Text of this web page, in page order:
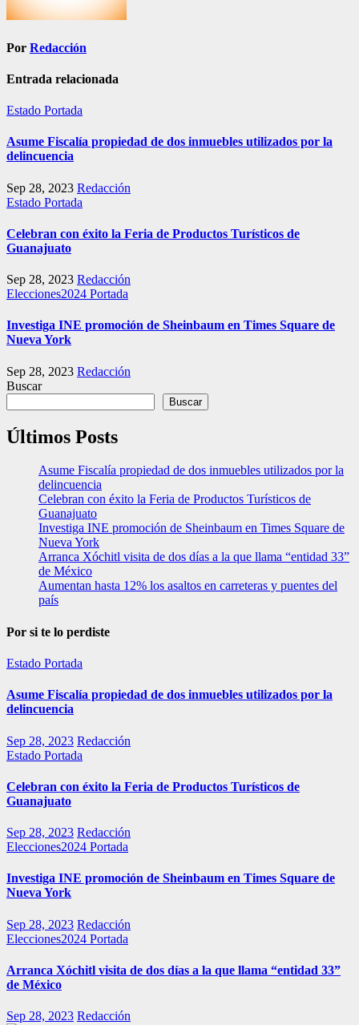
Por Redacción
Entrada relacionada
Estado Portada
Asume Fiscalía propiedad de dos inmuebles utilizados por la
delincuencia
Sep 28, 2023 Redacción
Estado Portada
Celebran con éxito la Feria de Productos Turísticos de
Guanajuato
Sep 28, 2023 Redacción
Elecciones2024 Portada
Investiga INE promoción de Sheinbaum en Times Square de
Nueva York
Sep 28, 2023 Redacción
Buscar
Buscar
Últimos Posts
Asume Fiscalía propiedad de dos inmuebles utilizados por la
delincuencia
Celebran con éxito la Feria de Productos Turísticos de
Guanajuato
Investiga INE promoción de Sheinbaum en Times Square de
Nueva York
Arranca Xóchitl visita de dos días a la que llama “entidad 33”
de México
Aumentan hasta 12% los asaltos en carreteras y puentes del
país
Por si te lo perdiste
Estado Portada
Asume Fiscalía propiedad de dos inmuebles utilizados por la
delincuencia
Sep 28, 2023 Redacción
Estado Portada
Celebran con éxito la Feria de Productos Turísticos de
Guanajuato
Sep 28, 2023 Redacción
Elecciones2024 Portada
Investiga INE promoción de Sheinbaum en Times Square de
Nueva York
Sep 28, 2023 Redacción
Elecciones2024 Portada
Arranca Xóchitl visita de dos días a la que llama “entidad 33”
de México
Sep 28, 2023 Redacción